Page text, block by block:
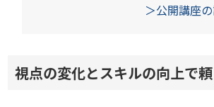
＞公開講座
視点の変化とスキルの向上で